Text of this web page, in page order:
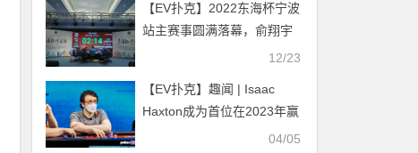
【EV扑克】2022东海杯宁波
站主赛事圆满落幕，俞翔宇
击败吴亚轲夺下“金东海龙”
12/23
【EV扑克】趣闻 | Isaac
Haxton成为首位在2023年赢
得500万美元奖金的玩家04/05